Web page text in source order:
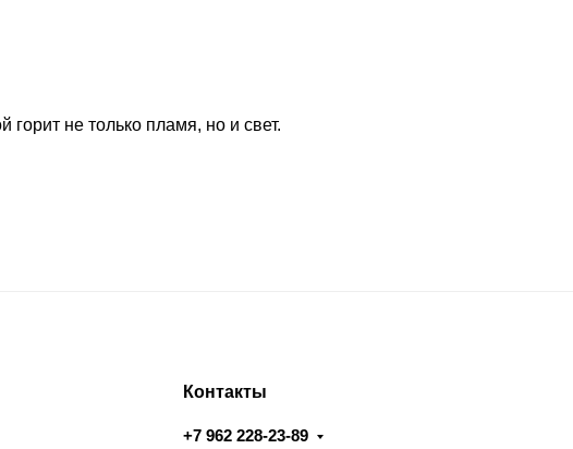
не только пламя, но и свет.
Контакты
+7 962 228-23-89